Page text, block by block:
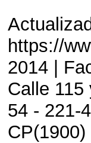
https://
2014 |
Calle 115
54 - 221-